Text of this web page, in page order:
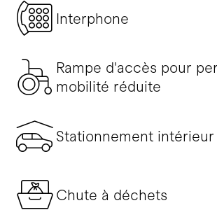
Interphone
Rampe d'accès pour
mobilité réduite
Stationnement intérieur
Chute à déchets